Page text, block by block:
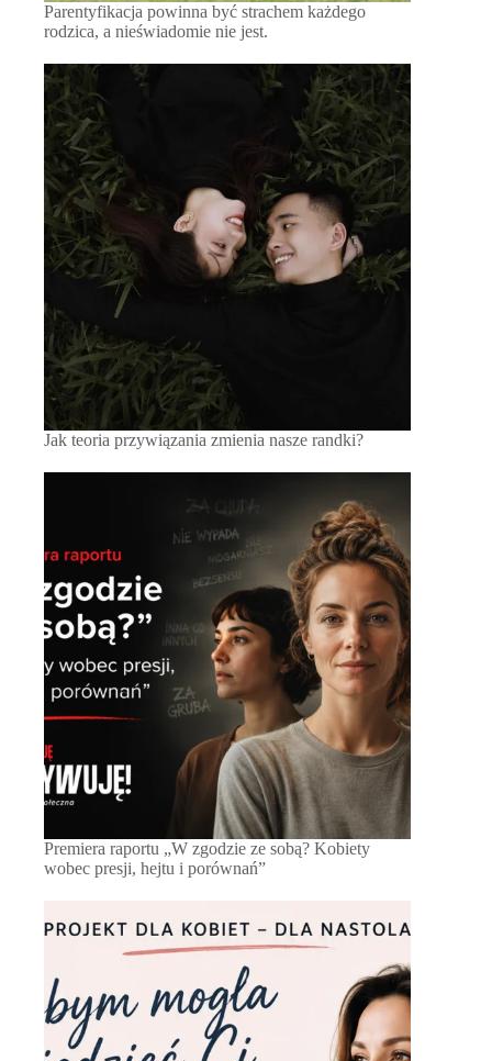
Parentyfikacja powinna być strachem każdego
rodzica, a nieświadomie nie jest.
Jak teoria przywiązania zmienia nasze randki?
Premiera raportu „W zgodzie ze sobą? Kobiety
wobec presji, hejtu i porównań”